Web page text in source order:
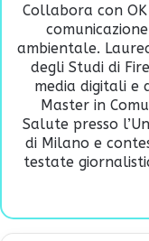
Collabora con
ambientale.
degli Studi di
media digitali e
Master in
Salute presso
di Milano e
testate